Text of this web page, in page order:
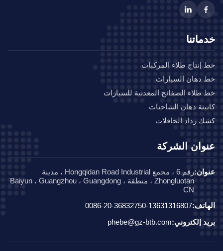
طلاء المركبات
دهان السيارات
الصفائح المعدنية للسيارات
دهان الشاحنات
رذاذ الحافلات
الشركة
رقم 6 ، مجمع Hongqidan Road Industrial ، مدينة
Zhongluotan ، منطقة Baiyun ، Guangzhou ، Guangdong ،
0086-20-36832750-13631316807
إلكتروني: phebe@gz-btb.com